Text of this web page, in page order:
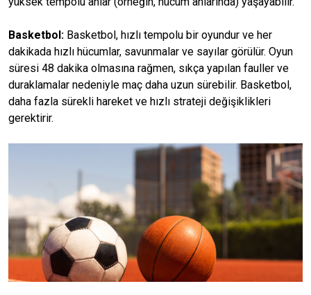
Basketbol: Basketbol, hızlı tempolu bir oyundur ve her
dakikada hızlı hücumlar, savunmalar ve sayılar görülür. Oyun
süresi 48 dakika olmasına rağmen, sıkça yapılan fauller ve
duraklamalar nedeniyle maç daha uzun sürebilir. Basketbol,
daha fazla sürekli hareket ve hızlı strateji değişiklikleri
gerektirir.